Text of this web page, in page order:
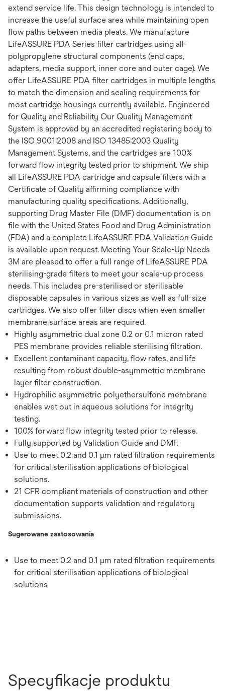
extend service life. This design technology is intended to
increase the useful surface area while maintaining open
flow paths between media pleats. We manufacture
LifeASSURE PDA Series filter cartridges using all-
polypropylene structural components (end caps,
adapters, media support, inner core and outer cage). We
offer LifeASSURE PDA filter cartridges in multiple lengths
to match the dimension and sealing requirements for
most cartridge housings currently available. Engineered
for Quality and Reliability Our Quality Management
System is approved by an accredited registering body to
the ISO 9001:2008 and ISO 13485:2003 Quality
Management Systems, and the cartridges are 100%
forward flow integrity tested prior to shipment. We ship
all LifeASSURE PDA cartridge and capsule filters with a
Certificate of Quality affirming compliance with
manufacturing quality specifications. Additionally,
supporting Drug Master File (DMF) documentation is on
file with the United States Food and Drug Administration
(FDA) and a complete LifeASSURE PDA Validation Guide
is available upon request. Meeting Your Scale-Up Needs
3M are pleased to offer a full range of LifeASSURE PDA
sterilising-grade filters to meet your scale-up process
needs. This includes pre-sterilised or sterilisable
disposable capsules in various sizes as well as full-size
cartridges. We also offer filter discs when even smaller
membrane surface areas are required.
Highly asymmetric dual zone 0.2 or 0.1 micron rated
PES membrane provides reliable sterilising filtration.
Excellent contaminant capacity, flow rates, and life
resulting from robust double-asymmetric membrane
layer filter construction.
Hydrophilic asymmetric polyethersulfone membrane
enables wet out in aqueous solutions for integrity
testing.
100% forward flow integrity tested prior to release.
Fully supported by Validation Guide and DMF.
Use to meet 0.2 and 0.1 μm rated filtration requirements
for critical sterilisation applications of biological
solutions.
21 CFR compliant materials of construction and other
documentation supports validation and regulatory
submissions.
Sugerowane zastosowania
Use to meet 0.2 and 0.1 μm rated filtration requirements
for critical sterilisation applications of biological
solutions
Specyfikacje produktu